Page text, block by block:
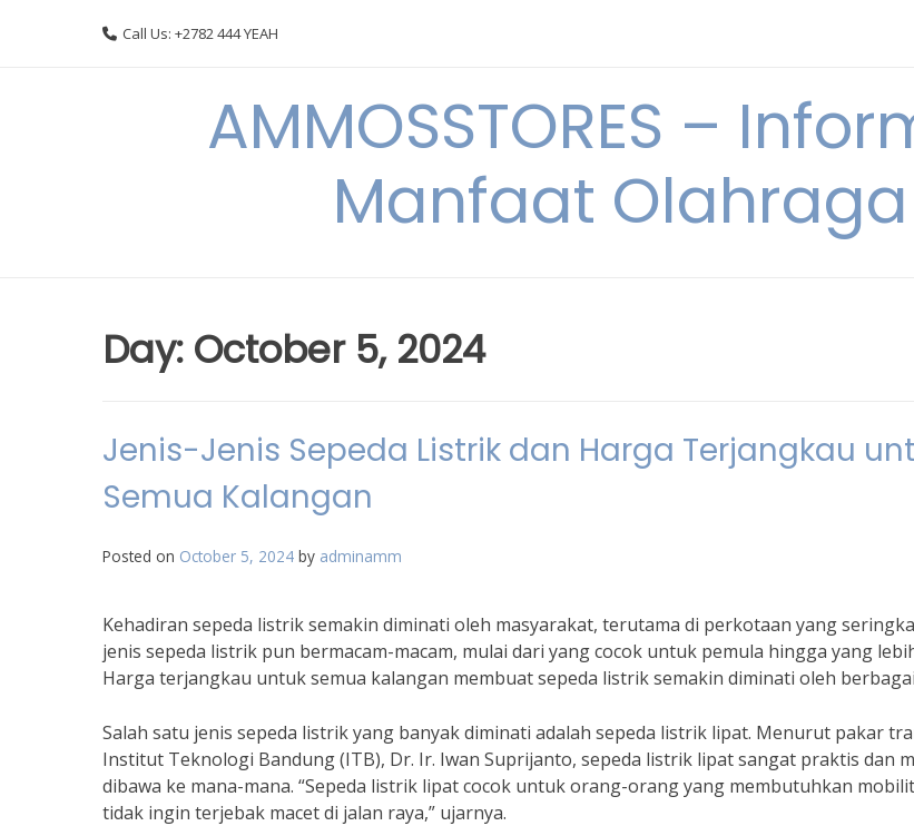
Call Us: +2782 444 YEAH
AMMOSSTORES –
Manfaat
Day: October 5, 2024
Jenis-Jenis Sepeda Listrik dan Harga Terjangkau
Semua Kalangan
Posted on October 5, 2024 by adminamm
Kehadiran sepeda listrik semakin diminati oleh masyarakat, terutama di perkotaan yang
jenis sepeda listrik pun bermacam-macam, mulai dari yang cocok untuk pemula hingga yang
Harga terjangkau untuk semua kalangan membuat sepeda listrik semakin diminati oleh
Salah satu jenis sepeda listrik yang banyak diminati adalah sepeda listrik lipat. Menurut pakar
Institut Teknologi Bandung (ITB), Dr. Ir. Iwan Suprijanto, sepeda listrik lipat sangat praktis dan
dibawa ke mana-mana. “Sepeda listrik lipat cocok untuk orang-orang yang membutuhkan
tidak ingin terjebak macet di jalan raya,” ujarnya.